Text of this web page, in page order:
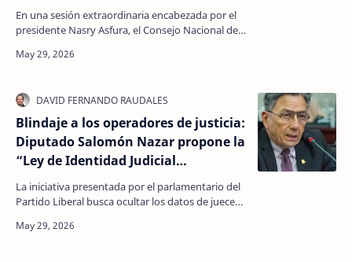
Nacional contra el Crimen (ANC)
En una sesión extraordinaria encabezada por el
presidente Nasry Asfura, el Consejo Nacional de
integ…
Blindaje a los operadores de justicia:
Diputado Salomón Nazar propone la
“Ley de Identidad Judicial
Protegida” ante casos de alta
peligrosidad
La iniciativa presentada por el parlamentario del
Partido Liberal busca ocultar los datos de jueces
organ…